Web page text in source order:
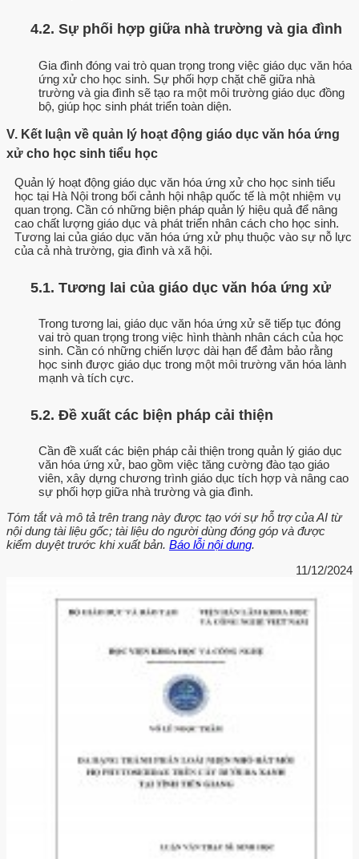
4.2. Sự phối hợp giữa nhà trường và gia đình
Gia đình đóng vai trò quan trọng trong việc giáo dục văn hóa
ứng xử cho học sinh. Sự phối hợp chặt chẽ giữa nhà
trường và gia đình sẽ tạo ra một môi trường giáo dục đồng
bộ, giúp học sinh phát triển toàn diện.
V. Kết luận về quản lý hoạt động giáo dục văn hóa ứng
xử cho học sinh tiểu học
Quản lý hoạt động giáo dục văn hóa ứng xử cho học sinh tiểu
học tại Hà Nội trong bối cảnh hội nhập quốc tế là một nhiệm vụ
quan trọng. Cần có những biện pháp quản lý hiệu quả để nâng
cao chất lượng giáo dục và phát triển nhân cách cho học sinh.
Tương lai của giáo dục văn hóa ứng xử phụ thuộc vào sự nỗ lực
của cả nhà trường, gia đình và xã hội.
5.1. Tương lai của giáo dục văn hóa ứng xử
Trong tương lai, giáo dục văn hóa ứng xử sẽ tiếp tục đóng
vai trò quan trọng trong việc hình thành nhân cách của học
sinh. Cần có những chiến lược dài hạn để đảm bảo rằng
học sinh được giáo dục trong một môi trường văn hóa lành
mạnh và tích cực.
5.2. Đề xuất các biện pháp cải thiện
Cần đề xuất các biện pháp cải thiện trong quản lý giáo dục
văn hóa ứng xử, bao gồm việc tăng cường đào tạo giáo
viên, xây dựng chương trình giáo dục tích hợp và nâng cao
sự phối hợp giữa nhà trường và gia đình.
Tóm tắt và mô tả trên trang này được tạo với sự hỗ trợ của AI từ
nội dung tài liệu gốc; tài liệu do người dùng đóng góp và được
kiểm duyệt trước khi xuất bản. Báo lỗi nội dung.
11/12/2024